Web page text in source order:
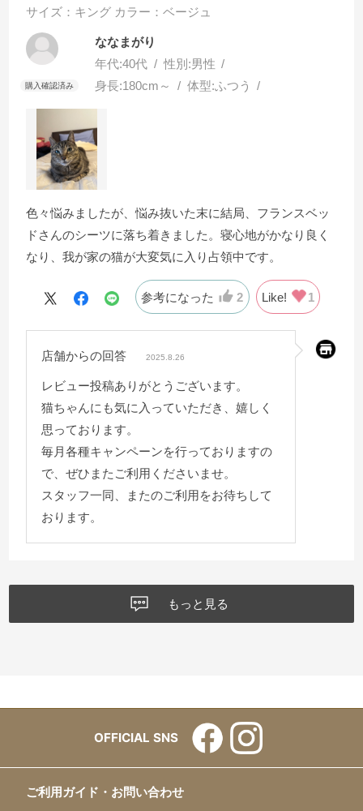
サイズ：キング カラー：ベージュ
ななまがり
年代:40代 性別:男性
身長:180cm～ 体型:ふつう
色々悩みましたが、悩み抜いた末に結局、フランスベッ
ドさんのシーツに落ち着きました。寝心地がかなり良く
なり、我が家の猫が大変気に入り占領中です。
参考になった 2 Like! 1
店舗からの回答 2025.8.26
レビュー投稿ありがとうございます。
猫ちゃんにも気に入っていただき、嬉しく
思っております。
毎月各種キャンペーンを行っておりますの
で、ぜひまたご利用くださいませ。
スタッフ一同、またのご利用をお待ちして
おります。
もっと見る
OFFICIAL SNS
ご利用ガイド・お問い合わせ